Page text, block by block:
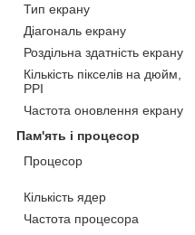
Тип екрану
Діагональ екрану
Роздільна здатність екрану
Кількість пікселів на дюйм,
PPI
Частота оновлення екрану
Пам'ять і процесор
Процесор
Кількість ядер
Частота процесора